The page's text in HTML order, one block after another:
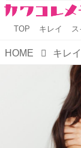
TOP キレイ
HOME キレイ